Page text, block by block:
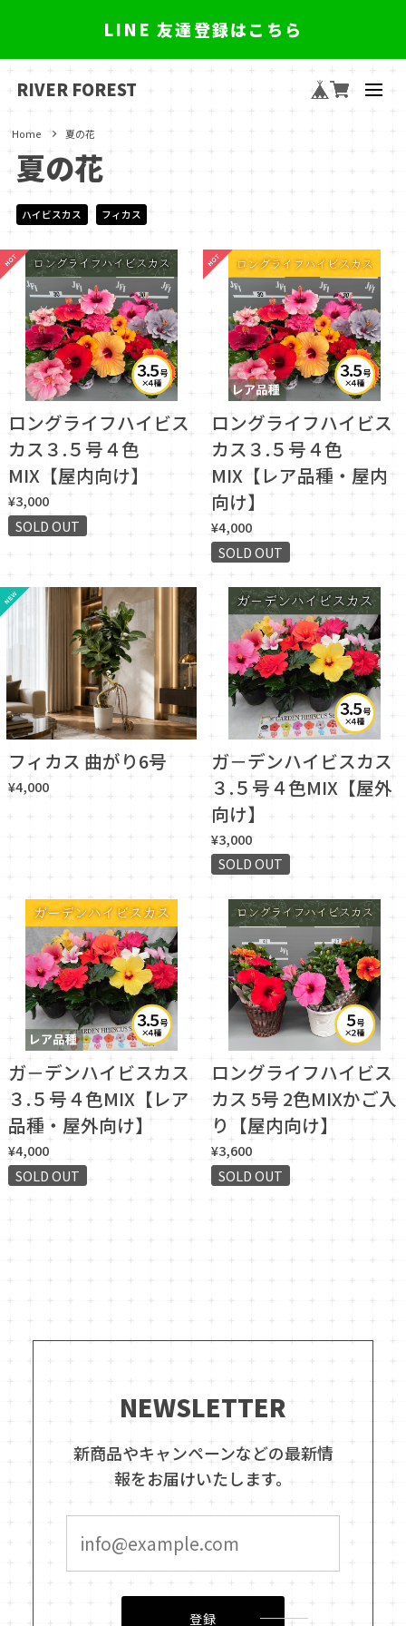
LINE 友達登録はこちら
RIVER FOREST
Home 夏の花
夏の花
ハイビスカス フィカス
ロングライフハイビス
カス３.５号４色
MIX【屋内向け】
¥3,000
SOLD OUT
ロングライフハイビス
カス３.５号４色
MIX【レア品種・屋内
向け】
¥4,000
SOLD OUT
フィカス 曲がり6号
¥4,000
ガ－デンハイビスカス
３.５号４色MIX【屋外
向け】
¥3,000
SOLD OUT
ガ－デンハイビスカス
３.５号４色MIX【レア
品種・屋外向け】
¥4,000
SOLD OUT
ロングライフハイビス
カス 5号 2色MIXかご入
り【屋内向け】
¥3,600
SOLD OUT
NEWSLETTER
新商品やキャンペーンなどの最新情
報をお届けいたします。
登録